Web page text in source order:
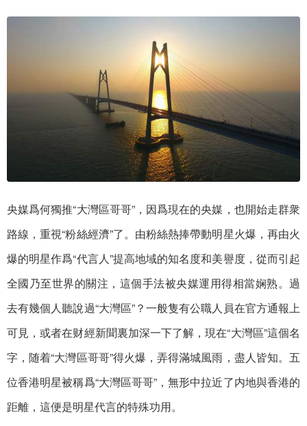
央媒爲何獨推“大灣區哥哥”，因爲現在的央媒，也開始走群衆
路線，重視“粉絲經濟”了。由粉絲熱捧帶動明星火爆，再由火
爆的明星作爲“代言人”提高地域的知名度和美譽度，從而引起
全國乃至世界的關注，這個手法被央媒運用得相當娴熟。過
去有幾個人聽說過“大灣區”？一般隻有公職人員在官方通報上
可見，或者在财經新聞裏加深一下了解，現在“大灣區”這個名
字，随着“大灣區哥哥”得火爆，弄得滿城風雨，盡人皆知。五
位香港明星被稱爲“大灣區哥哥”，無形中拉近了内地與香港的
距離，這便是明星代言的特殊功用。